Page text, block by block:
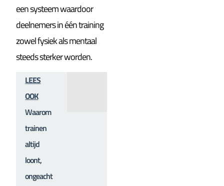
een systeem waardoor
deelnemers in één training
zowel fysiek als mentaal
steeds sterker worden.
LEES
OOK
Waarom
trainen
altijd
loont,
ongeacht